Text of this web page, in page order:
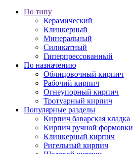
По типу
Керамический
Клинкерный
Минеральный
Силикатный
Гиперпрессованный
По назначению
Облицовочный кирпич
Рабочий кирпич
Огнеупорный кирпич
Тротуарный кирпич
Популярные разделы
Кирпич баварская кладка
Кирпич ручной формовки
Клинкерный кирпич
Ригельный кирпич